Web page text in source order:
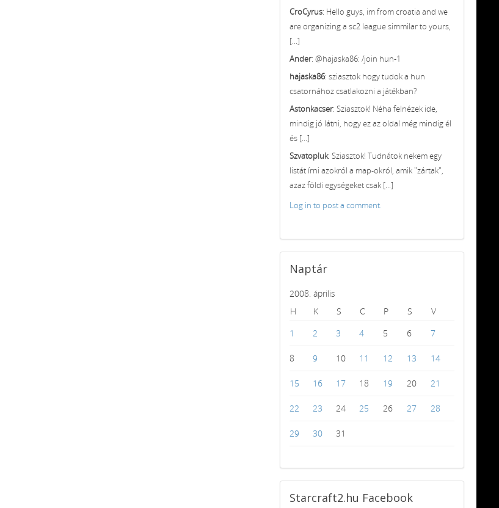
CroCyrus: Hello guys, im from croatia and we
are organizing a sc2 league simmilar to yours,
[...]
Ander: @hajaska86: /join hun-1
hajaska86: sziasztok hogy tudok a hun
csatornához csatlakozni a játékban?
Astonkacser: Sziasztok! Néha felnézek ide,
mindig jó látni, hogy ez az oldal még mindig él
és [...]
Szvatopluk: Sziasztok! Tudnátok nekem egy
listát írni azokról a map-okról, amik "zártak",
azaz földi egységeket csak [...]
Log in to post a comment.
Naptár
2008. április
H
K S C P S
V
1
2 3 4 5 6 7
8 9 10 11 12 13 14
15 16 17 18 19 20 21
22 23 24 25 26 27 28
29 30 31
Starcraft2.hu Facebook